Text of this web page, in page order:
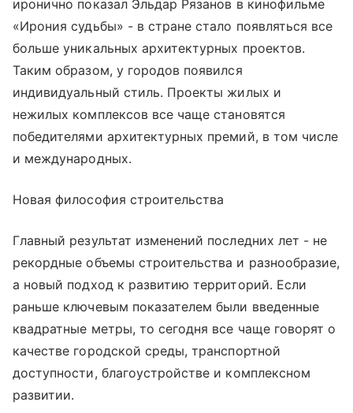
иронично показал Эльдар Рязанов в кинофильме
«Ирония судьбы» - в стране стало появляться все
больше уникальных архитектурных проектов.
Таким образом, у городов появился
индивидуальный стиль. Проекты жилых и
нежилых комплексов все чаще становятся
победителями архитектурных премий, в том числе
и международных.
Новая философия строительства
Главный результат изменений последних лет - не
рекордные объемы строительства и разнообразие,
а новый подход к развитию территорий. Если
раньше ключевым показателем были введенные
квадратные метры, то сегодня все чаще говорят о
качестве городской среды, транспортной
доступности, благоустройстве и комплексном
развитии.